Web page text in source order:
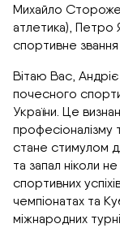
Михайло
атлетика), Петро
спортивне
Вітаю Вас,
почесного
України. Це
професіоналізму
стане стимулом
та запал ніколи
спортивних
чемпіонатах та
міжнародних